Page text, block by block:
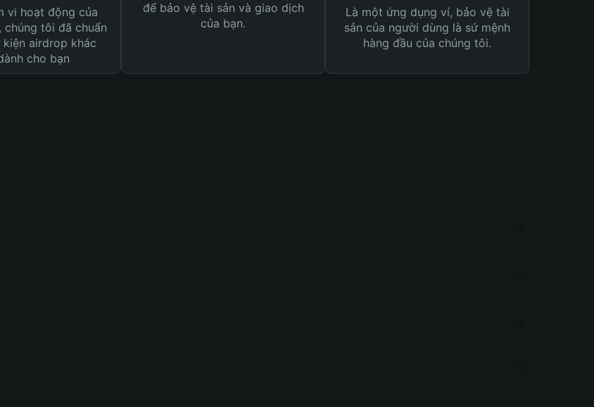
vi hoạt động của
chúng tôi đã chuẩn
kiện airdrop khác
cho bạn
để bảo vệ tài sản và giao dịch
của bạn.
Là một ứng dụng ví, bảo vệ tài
sản của người dùng là sứ mệnh
hàng đầu của chúng tôi.